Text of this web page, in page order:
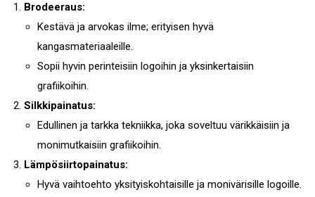
Brodeeraus:
Kestävä ja arvokas ilme; erityisen hyvä
kangasmateriaaleille.
Sopii hyvin perinteisiin logoihin ja yksinkertaisiin
grafiikoihin.
Silkkipainatus:
Edullinen ja tarkka tekniikka, joka soveltuu värikkäisiin ja
monimutkaisiin grafiikoihin.
Lämpösiirtopainatus:
Hyvä vaihtoehto yksityiskohtaisille ja monivärisille logoille.